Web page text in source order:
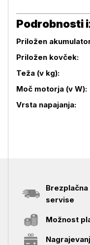
Podrobnosti
Podrobnosti izdelka
Priložen
Priložen kovček:
Teža (v kg):
Moč motorja (v W):
Vrsta napajanja:
servise
Možnost